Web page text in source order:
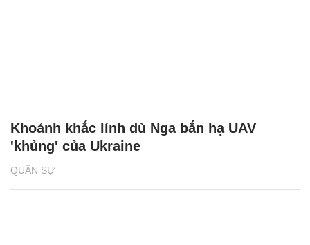
QUÂN SỰ
Khoảnh khắc lính dù Nga bắn hạ UAV
'khủng' của Ukraine